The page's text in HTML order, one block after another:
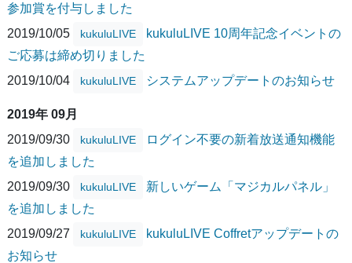
参加賞を付与しました
2019/10/05
kukuluLIVE
kukuluLIVE 10周年記念イベントの
ご応募は締め切りました
2019/10/04
kukuluLIVE システムアップデートのお知らせ
2019年 09月
2019/09/30
kukuluLIVE
ログイン不要の新着放送通知機能
を追加しました
2019/09/30
kukuluLIVE
新しいゲーム「マジカルパネル」
を追加しました
2019/09/27
kukuluLIVE
kukuluLIVE Coffretアップデートの
お知らせ